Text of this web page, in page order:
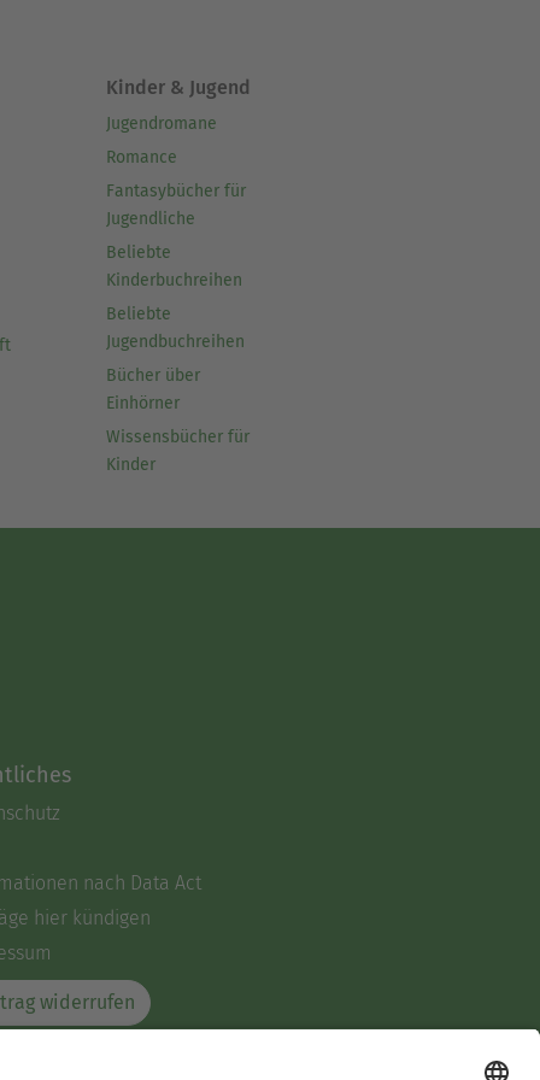
Kinder & Jugend
Jugendromane
Romance
Fantasybücher für
Jugendliche
Beliebte
Kinderbuchreihen
Beliebte
Jugendbuchreihen
Bücher über
Einhörner
Wissensbücher für
Kinder
nach Data Act
hier kündigen
widerrufen